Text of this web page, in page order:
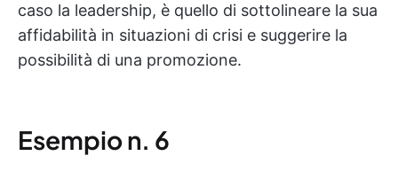
caso la leadership, è quello di sottolineare la sua
affidabilità in situazioni di crisi e suggerire la
possibilità di una promozione.
Esempio n. 6